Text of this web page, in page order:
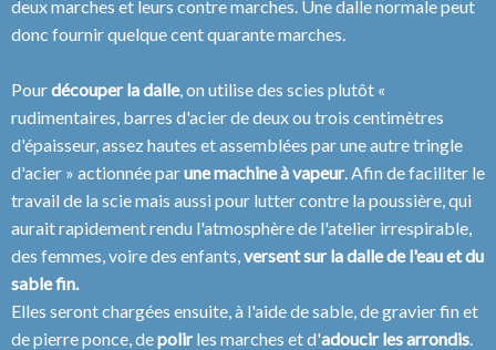
deux marches et leurs contre marches. Une dalle normale peut
donc fournir quelque cent quarante marches.
Pourdécouper la dalle, on utilise des scies plutôt «
rudimentaires, barres d'acier de deux ou trois centimètres
d'épaisseur, assez hautes et assemblées par une autre tringle
d'acier » actionnée parune machine à vapeur. Afin de faciliter le
travail de la scie mais aussi pour lutter contre la poussière, qui
aurait rapidement rendu l'atmosphère de l'atelier irrespirable,
des femmes, voire des enfants, versent sur la dalle de l'eau et du
sable fin.
Elles seront chargées ensuite, à l'aide de sable, de gravier fin et
de pierre ponce, depolirles marches et d'adoucir les arrondis